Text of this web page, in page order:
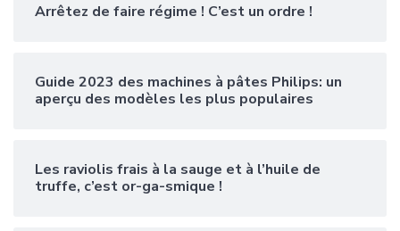
Arrêtez de faire régime ! C’est un ordre !
Guide 2023 des machines à pâtes Philips: un
aperçu des modèles les plus populaires
Les raviolis frais à la sauge et à l’huile de
truffe, c’est or-ga-smique !